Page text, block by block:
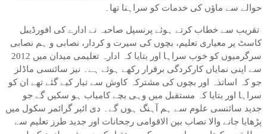
حوالے سے ماؤں کی خدمات کو سراہنا تھا۔
تقریب سے خطاب کرتے ہوئے پرنسپل صاحبہ نے ادارے کی افورڈیبل
کاسٹ پر معیاری تعلیم، بچوں کی سیرت و کردار، نصابی و ہم نصابی
سرگرمیوں کو خوب سراہا اور بتایا کہ ادارہ تعلیمی میدان میں 2012
سے اپنی نمایاں کارکردگی برقرار رکھے ہوئے ہے۔ نیز سائنسی ماڈلز
جو کہ اساتذہ اور بچوں کی مشترکہ کاوش سے تیار کیے گئے تھے ان کو
سراہا اور بتایا کہ مستقبل میں وہی بچے کامیاب ہو سکیں گے جو
جدید سائنسی علوم سے ہم آہنگ ہوں گے۔ دی ائیر گرائمر سکول میں
پڑھایا جانے والا نصاب بین الاقوامی رجحانات اور جدید طرز تعلیم سے